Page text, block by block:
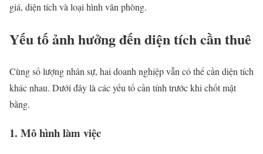
giá, diện tích và loại hình văn phòng.
Yếu tố ảnh hưởng đến diện tích cần thuê
Cùng số lượng nhân sự, hai doanh nghiệp vẫn có thể cần diện tích
khác nhau. Dưới đây là các yếu tố cần tính trước khi chốt mặt
bằng.
1. Mô hình làm việc